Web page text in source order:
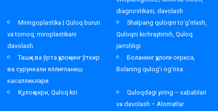
diagnostikasi, davolash
Miringoplastika | Quloq burun
va tomoq, miroplastikani
davolash
Shalpang quloqni to’g’irlash,
Quloqni kichraytirish, Quloq
jarrohligi
Ташқи ва ўрта қулоқнинг ўткир
ва сурункали яллиғланиш
касалликлари
Боланинг қулоғи оғриса,
Bolaning qulog’i og’risa
Қулоқ кири, Quloq kiri
Quloqdagi yiring – sabablari
va davolash – Alomatlar